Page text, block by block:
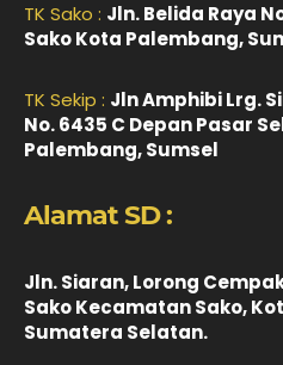
TK Sako : Jln. Belida Raya
Sako Kota Palembang,
TK Sekip : Jln Amphibi Lrg.
No. 6435 C Depan Pasar
Palembang, Sumsel
Alamat SD :
Jln. Siaran, Lorong
Sako Kecamatan Sako,
Sumatera Selatan.